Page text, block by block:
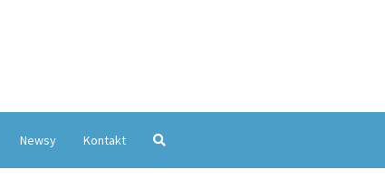
Newsy Kontakt